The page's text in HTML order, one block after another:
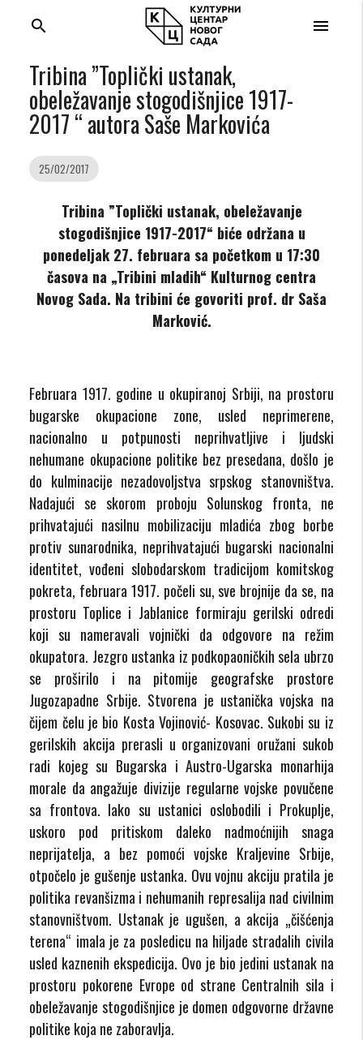
menu
search
Tribina ”Toplički ustanak,
obeležavanje stogodišnjice 1917-
2017 “ autora Saše Markovića
25/02/2017
Tribina ”Toplički ustanak, obeležavanje
stogodišnjice 1917-2017“ biće održana u
ponedeljak 27. februara sa početkom u 17:30
časova na „Tribini mladih“ Kulturnog centra
Novog Sada. Na tribini će govoriti prof. dr Saša
Marković.
Februara 1917. godine u okupiranoj Srbiji, na prostoru
bugarske okupacione zone, usled neprimerene,
nacionalno u potpunosti neprihvatljive i ljudski
nehumane okupacione politike bez presedana, došlo je
do kulminacije nezadovoljstva srpskog stanovništva.
Nadajući se skorom proboju Solunskog fronta, ne
prihvatajući nasilnu mobilizaciju mladića zbog borbe
protiv sunarodnika, neprihvatajući bugarski nacionalni
identitet, vođeni slobodarskom tradicijom komitskog
pokreta, februara 1917. počeli su, sve brojnije da se, na
prostoru Toplice i Jablanice formiraju gerilski odredi
koji su nameravali vojnički da odgovore na režim
okupatora. Jezgro ustanka iz podkopaoničkih sela ubrzo
se proširilo i na pitomije geografske prostore
Jugozapadne Srbije. Stvorena je ustanička vojska na
čijem čelu je bio Kosta Vojinović- Kosovac. Sukobi su iz
gerilskih akcija prerasli u organizovani oružani sukob
radi kojeg su Bugarska i Austro-Ugarska monarhija
morale da angažuje divizije regularne vojske povučene
sa frontova. Iako su ustanici oslobodili i Prokuplje,
uskoro pod pritiskom daleko nadmoćnijih snaga
neprijatelja, a bez pomoći vojske Kraljevine Srbije,
otpočelo je gušenje ustanka. Ovu vojnu akciju pratila je
politika revanšizma i nehumanih represalija nad civilnim
stanovništvom. Ustanak je ugušen, a akcija „čišćenja
terena“ imala je za posledicu na hiljade stradalih civila
usled kaznenih ekspedicija. Ovo je bio jedini ustanak na
prostoru pokorene Evrope od strane Centralnih sila i
obeležavanje stogodišnjice je domen odgovorne državne
politike koja ne zaboravlja.